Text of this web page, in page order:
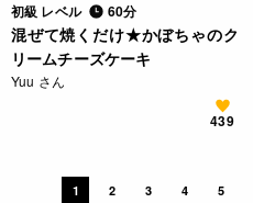
初級 レベル 60分
混ぜて焼くだけ★かぼちゃのク
リームチーズケーキ
Yuu さん
439
1 2 3 4 5